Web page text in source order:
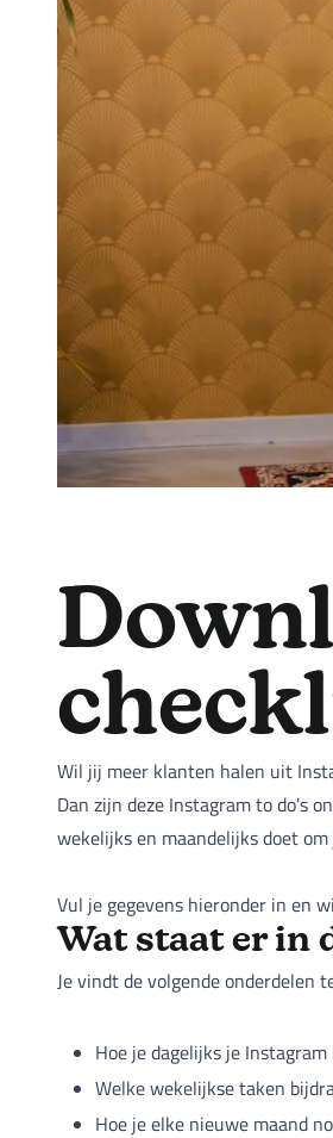
Wil jij meer klanten halen uit
Dan zijn deze Instagram to do's
wekelijks en maandelijks doet
Vul je gegevens hieronder in en
Wat staat er in
Je vindt de volgende onderdelen
Hoe je dagelijks je
Welke wekelijkse taken
Hoe je elke nieuwe maand